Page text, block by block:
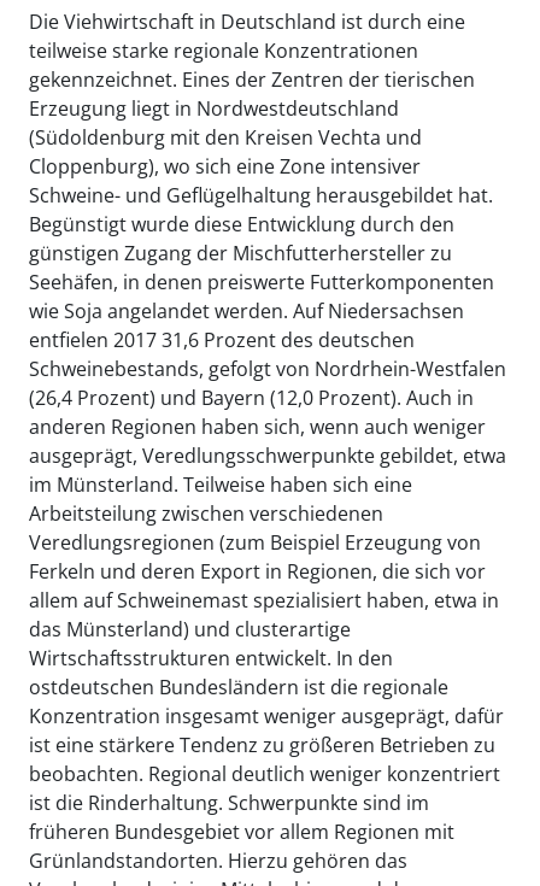
Die Viehwirtschaft in Deutschland ist durch eine
teilweise starke regionale Konzentrationen
gekennzeichnet. Eines der Zentren der tierischen
Erzeugung liegt in Nordwestdeutschland
(Südoldenburg mit den Kreisen Vechta und
Cloppenburg), wo sich eine Zone intensiver
Schweine- und Geflügelhaltung herausgebildet hat.
Begünstigt wurde diese Entwicklung durch den
günstigen Zugang der Mischfutterhersteller zu
Seehäfen, in denen preiswerte Futterkomponenten
wie Soja angelandet werden. Auf Niedersachsen
entfielen 2017 31,6 Prozent des deutschen
Schweinebestands, gefolgt von Nordrhein-Westfalen
(26,4 Prozent) und Bayern (12,0 Prozent). Auch in
anderen Regionen haben sich, wenn auch weniger
ausgeprägt, Veredlungsschwerpunkte gebildet, etwa
im Münsterland. Teilweise haben sich eine
Arbeitsteilung zwischen verschiedenen
Veredlungsregionen (zum Beispiel Erzeugung von
Ferkeln und deren Export in Regionen, die sich vor
allem auf Schweinemast spezialisiert haben, etwa in
das Münsterland) und clusterartige
Wirtschaftsstrukturen entwickelt. In den
ostdeutschen Bundesländern ist die regionale
Konzentration insgesamt weniger ausgeprägt, dafür
ist eine stärkere Tendenz zu größeren Betrieben zu
beobachten. Regional deutlich weniger konzentriert
ist die Rinderhaltung. Schwerpunkte sind im
früheren Bundesgebiet vor allem Regionen mit
Grünlandstandorten. Hierzu gehören das